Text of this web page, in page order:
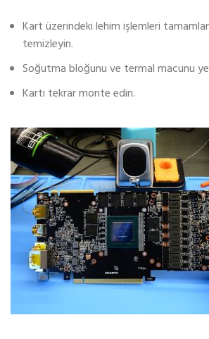
Kart üzerindeki lehim işlemleri
temizleyin.
Soğutma bloğunu ve termal macunu
Kartı tekrar monte edin.